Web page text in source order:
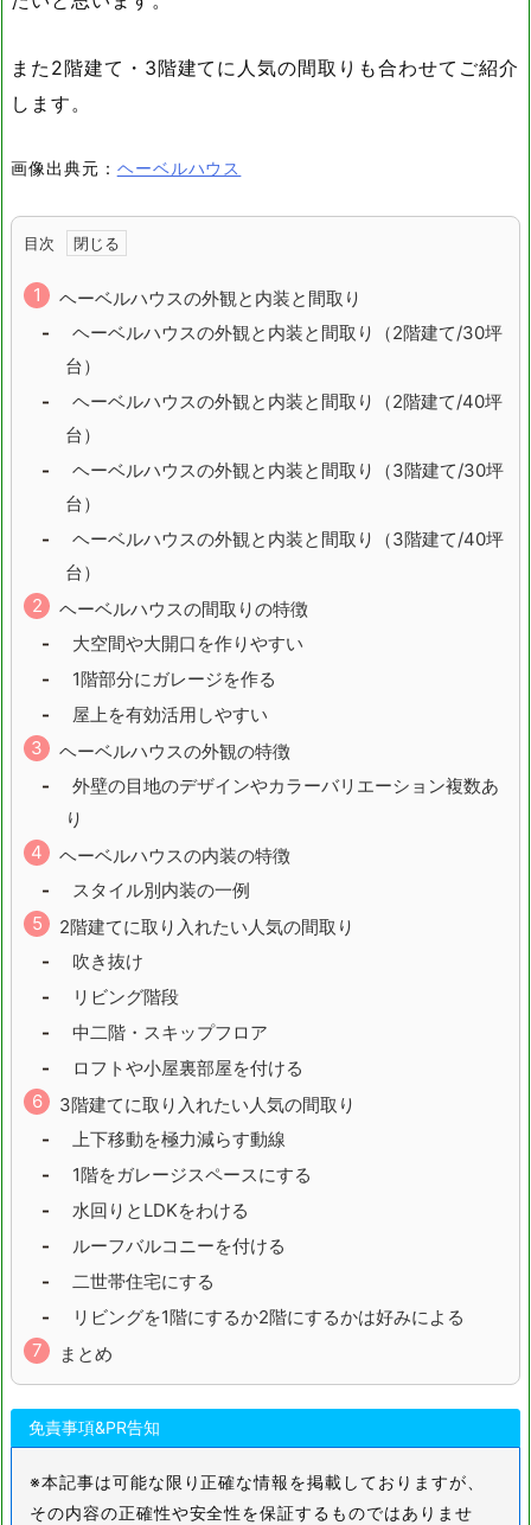
また2階建て・3階建てに人気の間取りも合わせてご紹介
します。
画像出典元： ヘーベルハウス
目次
ヘーベルハウスの外観と内装と間取り
ヘーベルハウスの外観と内装と間取り（2階建て/30坪
台）
ヘーベルハウスの外観と内装と間取り（2階建て/40坪
台）
ヘーベルハウスの外観と内装と間取り（3階建て/30坪
台）
ヘーベルハウスの外観と内装と間取り（3階建て/40坪
台）
ヘーベルハウスの間取りの特徴
大空間や大開口を作りやすい
1階部分にガレージを作る
屋上を有効活用しやすい
ヘーベルハウスの外観の特徴
外壁の目地のデザインやカラーバリエーション複数あ
り
ヘーベルハウスの内装の特徴
スタイル別内装の一例
2階建てに取り入れたい人気の間取り
吹き抜け
リビング階段
中二階・スキップフロア
ロフトや小屋裏部屋を付ける
3階建てに取り入れたい人気の間取り
上下移動を極力減らす動線
1階をガレージスペースにする
水回りとLDKをわける
ルーフバルコニーを付ける
二世帯住宅にする
リビングを1階にするか2階にするかは好みによる
まとめ
免責事項&PR告知
※本記事は可能な限り正確な情報を掲載しておりますが、
その内容の正確性や安全性を保証するものではありませ